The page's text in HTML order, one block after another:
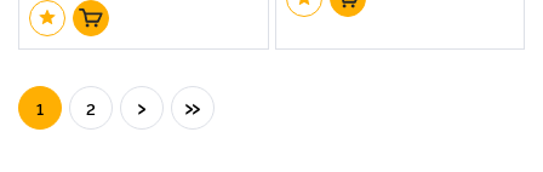
1 2 › »